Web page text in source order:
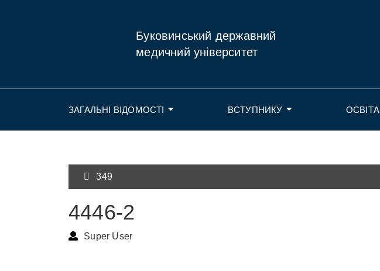
Буковинський державний
медичний університет
ЗАГАЛЬНІ ВІДОМОСТІ ВСТУПНИКУ ОСВІТА
349
4446-2
Super User